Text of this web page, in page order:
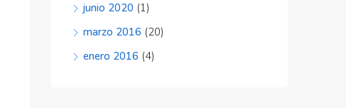
junio 2020 (1)
marzo 2016 (20)
enero 2016 (4)